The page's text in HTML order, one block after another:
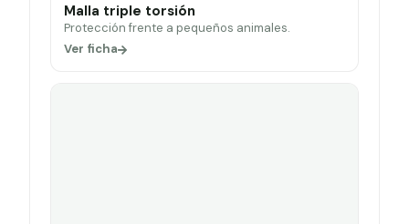
Malla triple torsión
Protección frente a pequeños animales.
Ver ficha